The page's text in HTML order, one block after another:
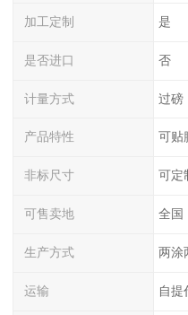
加工定制 是
是否进口 否
计量方式 过磅
产品特性 可贴
非标尺寸 可定
可售卖地 全国
生产方式 两涂
运输 自提